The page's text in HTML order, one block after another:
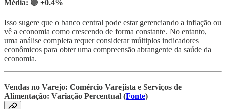
Média: 🟣 +0.4%
Isso sugere que o banco central pode estar gerenciando a inflação ou
vê a economia como crescendo de forma constante. No entanto,
uma análise completa requer considerar múltiplos indicadores
econômicos para obter uma compreensão abrangente da saúde da
economia.
Vendas no Varejo: Comércio Varejista e Serviços de
Alimentação: Variação Percentual (Fonte)